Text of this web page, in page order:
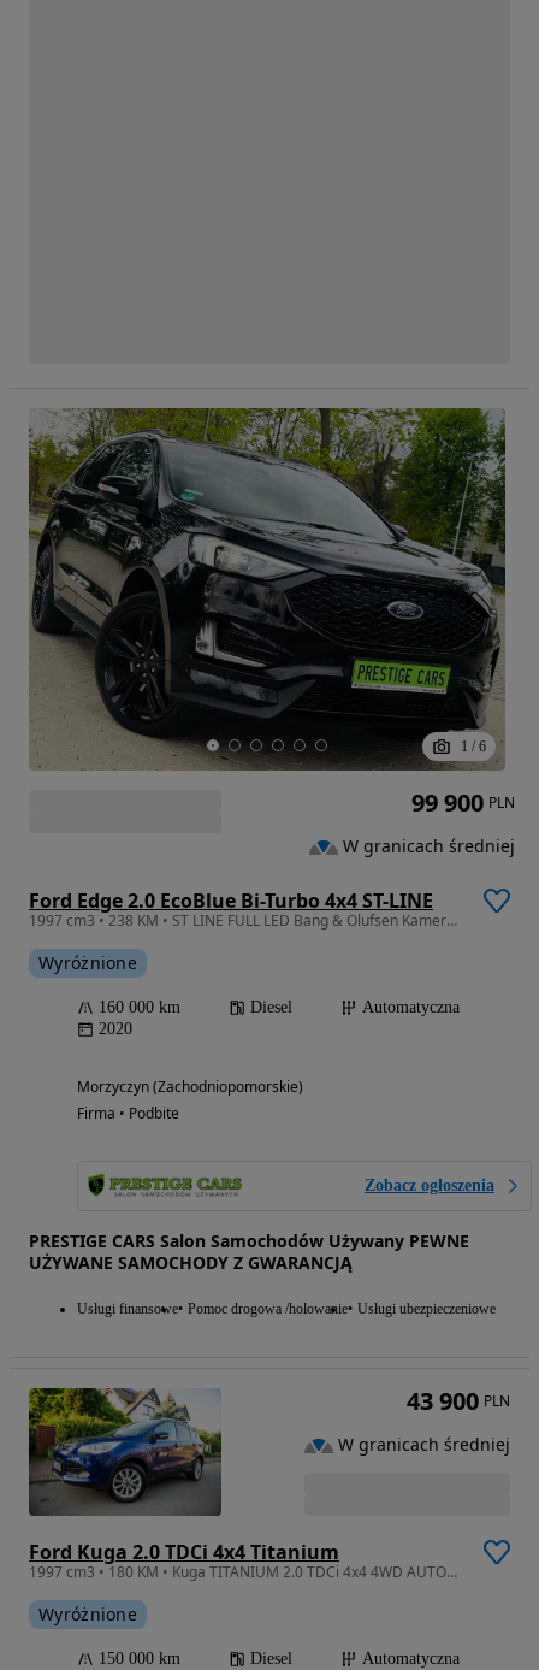
1 / 6
Ford Edge 2.0 EcoBlue Bi-Turbo 4x4 ST-LINE
1997 cm3 • 238 KM • ST LINE FULL LED Bang & Olufsen Kamera Alcatara G.Fotele Radar Pamięci
Wyróżnione
160 000 km Diesel
Automatyczna
2020
Morzyczyn (Zachodniopomorskie)
Firma • Podbite
Zobacz ogłoszenia
PRESTIGE CARS Salon Samochodów Używany PEWNE
UŻYWANE SAMOCHODY Z GWARANCJĄ
Usługi finansowe Pomoc drogowa /holowanie Usługi ubezpieczeniowe
99 900 PLN
W granicach średniej
Ford Kuga 2.0 TDCi 4x4 Titanium
1997 cm3 • 180 KM • Kuga TITANIUM 2.0 TDCi 4x4 4WD AUTOMAT Nawigacja Klimatronik Kamera
Wyróżnione
150 000 km Diesel
Automatyczna
43 900 PLN
W granicach średniej